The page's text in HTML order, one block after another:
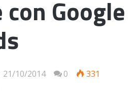
Google
21/10/2014 0
331